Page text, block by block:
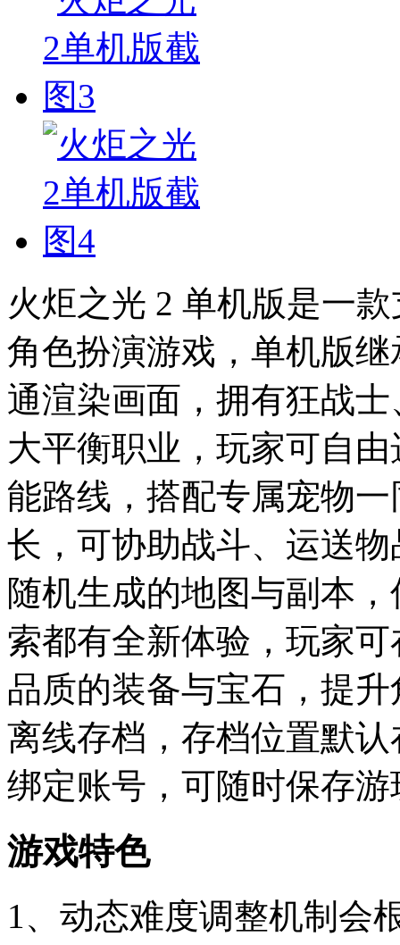
火炬之光 2 单机版是一
角色扮演游戏，单机版
通渲染画面，拥有狂战
大平衡职业，玩家可自
能路线，搭配专属宠物
长，可协助战斗、运送
随机生成的地图与副本
索都有全新体验，玩家
品质的装备与宝石，提
离线存档，存档位置默
绑定账号，可随时保存
游戏特色
1、动态难度调整机制会